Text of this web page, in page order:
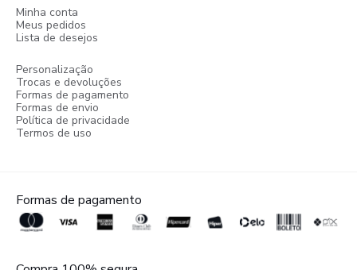
Minha conta
Meus pedidos
Lista de desejos
Personalização
Trocas e devoluções
Formas de pagamento
Formas de envio
Política de privacidade
Termos de uso
Formas de pagamento